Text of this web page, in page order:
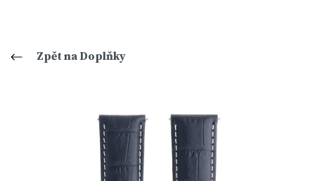
Zpět na Doplňky